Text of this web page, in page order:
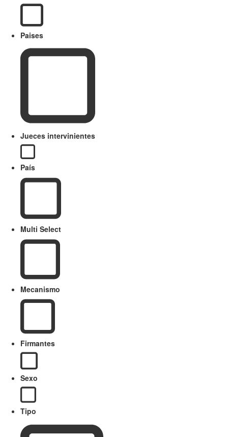
Paises
Jueces intervinientes
País
Multi Select
Mecanismo
Firmantes
Sexo
Tipo